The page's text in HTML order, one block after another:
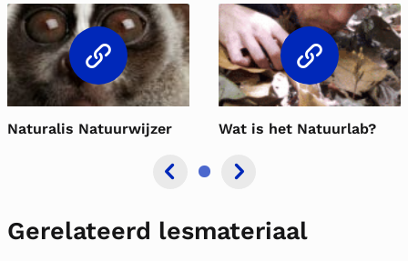
Naturalis Natuurwijzer Wat is het Natuurlab?
Gerelateerd lesmateriaal